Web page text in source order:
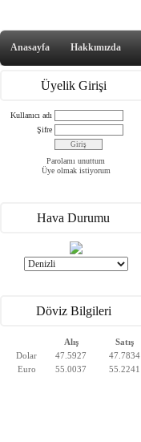
Anasayfa Hakkımızda
Üyelik Girişi
Kullanıcı adı
Şifre
Parolamı unuttum
Üye olmak istiyorum
Hava Durumu
Döviz Bilgileri
Alış
Satış
Dolar
47.5927
47.7834
Euro
55.0037 55.2241